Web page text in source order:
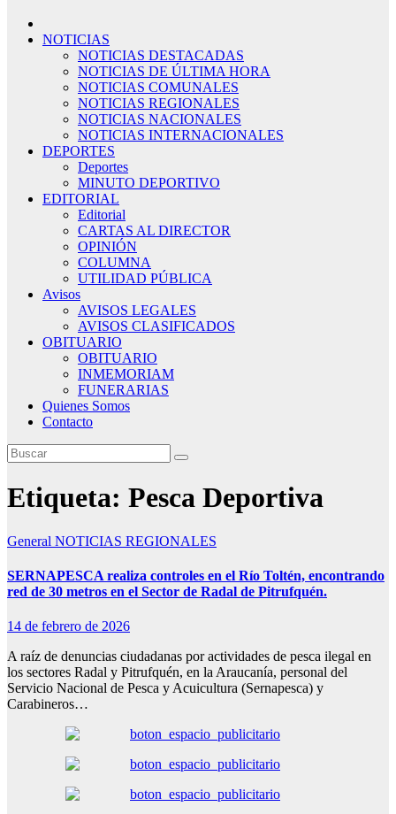
NOTICIAS
NOTICIAS DESTACADAS
NOTICIAS DE ÚLTIMA HORA
NOTICIAS COMUNALES
NOTICIAS REGIONALES
NOTICIAS NACIONALES
NOTICIAS INTERNACIONALES
DEPORTES
Deportes
MINUTO DEPORTIVO
EDITORIAL
Editorial
CARTAS AL DIRECTOR
OPINIÓN
COLUMNA
UTILIDAD PÚBLICA
Avisos
AVISOS LEGALES
AVISOS CLASIFICADOS
OBITUARIO
OBITUARIO
INMEMORIAM
FUNERARIAS
Quienes Somos
Contacto
Etiqueta: Pesca Deportiva
General NOTICIAS REGIONALES
SERNAPESCA realiza controles en el Río Toltén, encontrando
red de 30 metros en el Sector de Radal de Pitrufquén.
14 de febrero de 2026
A raíz de denuncias ciudadanas por actividades de pesca ilegal en
los sectores Radal y Pitrufquén, en la Araucanía, personal del
Servicio Nacional de Pesca y Acuicultura (Sernapesca) y
Carabineros…